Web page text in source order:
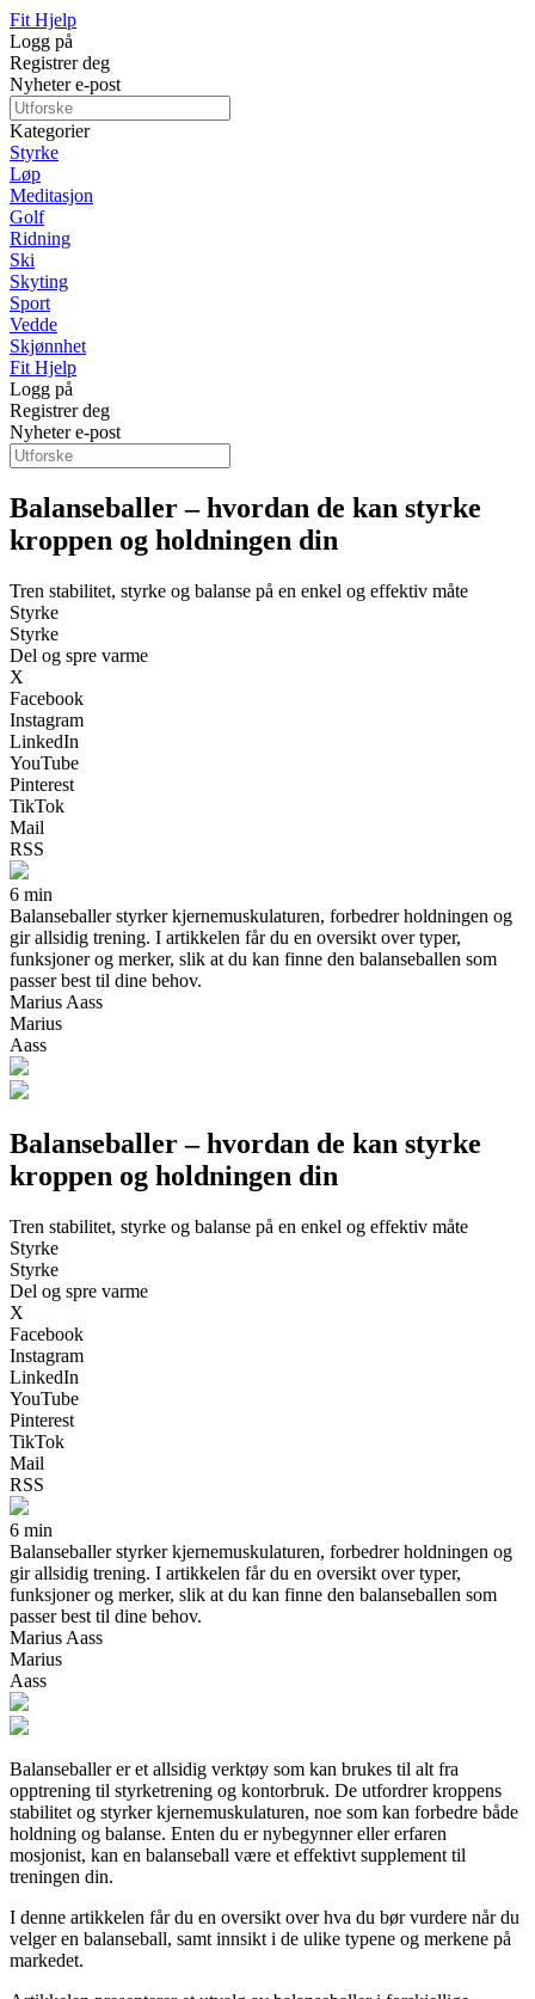
Fit Hjelp
Logg på
Registrer deg
Nyheter e-post
Kategorier
Styrke
Løp
Meditasjon
Golf
Ridning
Ski
Skyting
Sport
Vedde
Skjønnhet
Fit Hjelp
Logg på
Registrer deg
Nyheter e-post
Balanseballer – hvordan de kan styrke
kroppen og holdningen din
Tren stabilitet, styrke og balanse på en enkel og effektiv måte
Styrke
Styrke
Del og spre varme
X
Facebook
Instagram
LinkedIn
YouTube
Pinterest
TikTok
Mail
RSS
6 min
Balanseballer styrker kjernemuskulaturen, forbedrer holdningen og
gir allsidig trening. I artikkelen får du en oversikt over typer,
funksjoner og merker, slik at du kan finne den balanseballen som
passer best til dine behov.
Marius Aass
Marius
Aass
Balanseballer – hvordan de kan styrke
kroppen og holdningen din
Tren stabilitet, styrke og balanse på en enkel og effektiv måte
Styrke
Styrke
Del og spre varme
X
Facebook
Instagram
LinkedIn
YouTube
Pinterest
TikTok
Mail
RSS
6 min
Balanseballer styrker kjernemuskulaturen, forbedrer holdningen og
gir allsidig trening. I artikkelen får du en oversikt over typer,
funksjoner og merker, slik at du kan finne den balanseballen som
passer best til dine behov.
Marius Aass
Marius
Aass
Balanseballer er et allsidig verktøy som kan brukes til alt fra
opptrening til styrketrening og kontorbruk. De utfordrer kroppens
stabilitet og styrker kjernemuskulaturen, noe som kan forbedre både
holdning og balanse. Enten du er nybegynner eller erfaren
mosjonist, kan en balanseball være et effektivt supplement til
treningen din.
I denne artikkelen får du en oversikt over hva du bør vurdere når du
velger en balanseball, samt innsikt i de ulike typene og merkene på
markedet.